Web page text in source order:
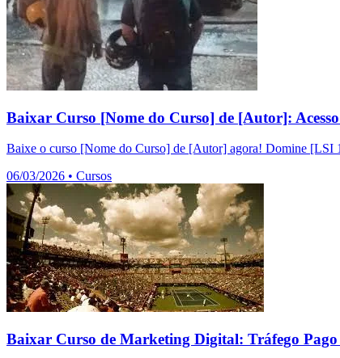
Baixar Curso [Nome do Curso] de [Autor]:
Baixe o curso [Nome do Curso] de [Autor] agora! Domine [LSI
06/03/2026 • Cursos
Baixar Curso de Marketing Digital: Tráfego Pago